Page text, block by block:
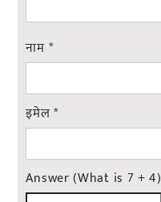
नाम *
इमेल*
Answer (What is 7 + 4)